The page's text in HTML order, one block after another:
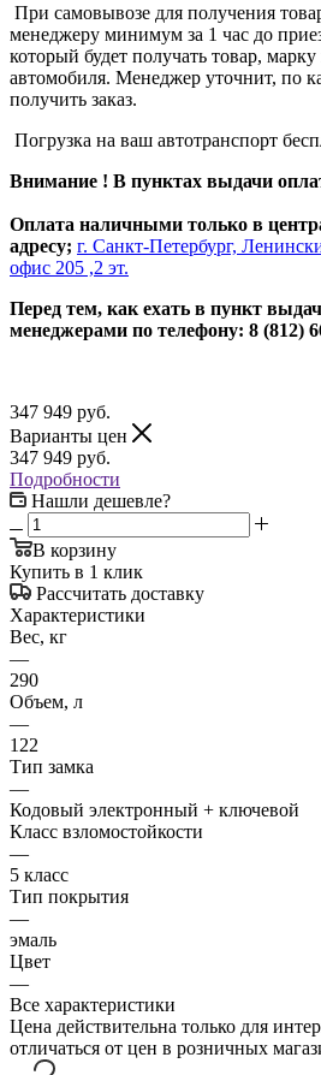
При самовывозе для получения
менеджеру минимум за 1 час до
который будет получать товар,
автомобиля. Менеджер уточнит, по
получить заказ.
Погрузка на ваш автотранспорт
Внимание ! В пунктах выдачи
Оплата наличными только в
адресу; г. Санкт-Петербург,
офис 205 ,2 эт.
Перед тем, как ехать в пункт
менеджерами по телефону: 8 (812)
347 949 руб.
Варианты цен
347 949 руб.
Подробности
Нашли дешевле?
В корзину
Купить в 1 клик
Рассчитать доставку
Характеристики
Вес, кг
—
290
Объем, л
—
122
Тип замка
—
Кодовый электронный + ключевой
Класс взломостойкости
—
5 класс
Тип покрытия
—
эмаль
Цвет
—
Все характеристики
Цена действительна только для
отличаться от цен в розничных